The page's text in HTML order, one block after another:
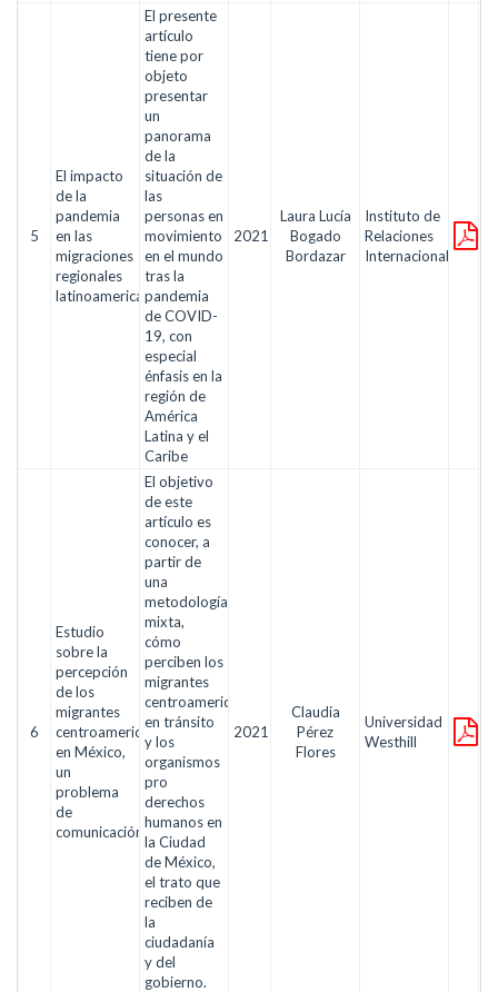
5
El impacto
de la
pandemia
en las
migraciones
regionales
latinoamericanas
El presente
artículo
tiene por
objeto
presentar
un
panorama
de la
situación de
las
personas en
movimiento
en el mundo
tras la
pandemia
de COVID-
19, con
especial
énfasis en la
región de
América
Latina y el
Caribe
2021
Laura Lucía
Bogado
Bordazar
Instituto de
Relaciones
Internacionales
6
Estudio
sobre la
percepción
de los
migrantes
centroamericanos
en México,
un
problema
de
comunicación
El objetivo
de este
artículo es
conocer, a
partir de
una
metodología
mixta,
cómo
perciben los
migrantes
centroamericanos
en tránsito
y los
organismos
pro
derechos
humanos en
la Ciudad
de México,
el trato que
reciben de
la
ciudadanía
y del
gobierno.
2021
Claudia
Pérez
Flores
Universidad
Westhill